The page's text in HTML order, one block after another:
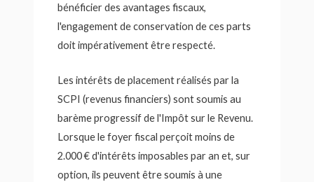
bénéficier des avantages fiscaux,
l'engagement de conservation de ces parts
doit impérativement être respecté.
Les intérêts de placement réalisés par la
SCPI (revenus financiers) sont soumis au
barème progressif de l'Impôt sur le Revenu.
Lorsque le foyer fiscal perçoit moins de
2.000 € d'intérêts imposables par an et, sur
option, ils peuvent être soumis à une